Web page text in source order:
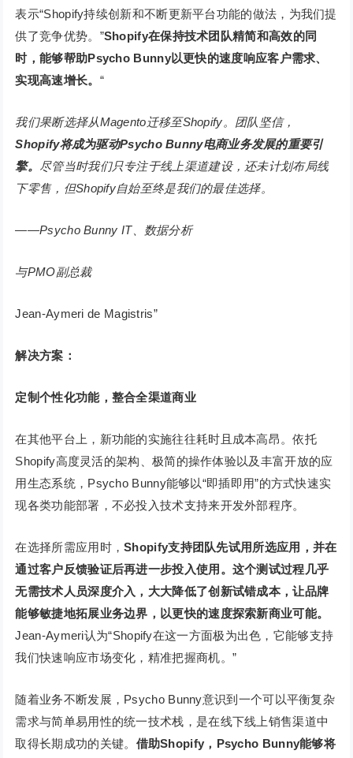
表示“Shopify持续创新和不断更新平台功能的做法，为我们提
供了竞争优势。”Shopify在保持技术团队精简和高效的同
时，能够帮助Psycho Bunny以更快的速度响应客户需求、
实现高速增长。 “
我们果断选择从Magento迁移至Shopify。团队坚信，
Shopify将成为驱动Psycho Bunny电商业务发展的重要引
擎。 尽管当时我们只专注于线上渠道建设，还未计划布局线
下零售，但Shopify自始至终是我们的最佳选择。
——Psycho Bunny IT、数据分析
与PMO副总裁
Jean-Aymeri de Magistris”
解决方案：
定制个性化功能，整合全渠道商业
在其他平台上，新功能的实施往往耗时且成本高昂。依托
Shopify高度灵活的架构、极简的操作体验以及丰富开放的应
用生态系统，Psycho Bunny能够以“即插即用”的方式快速实
现各类功能部署，不必投入技术支持来开发外部程序。
在选择所需应用时，Shopify支持团队先试用所选应用，并在
通过客户反馈验证后再进一步投入使用。这个测试过程几乎
无需技术人员深度介入，大大降低了创新试错成本，让品牌
能够敏捷地拓展业务边界，以更快的速度探索新商业可能。
Jean-Aymeri认为“Shopify在这一方面极为出色，它能够支持
我们快速响应市场变化，精准把握商机。”
随着业务不断发展，Psycho Bunny意识到一个可以平衡复杂
需求与简单易用性的统一技术栈，是在线下线上销售渠道中
取得长期成功的关键。 借助Shopify，Psycho Bunny能够将